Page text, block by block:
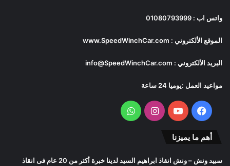
واتس اب : 01080793999
الموقع الألكتروني : www.SpeedWinchCar.com
البريد الألكتروني : info@SpeedWinchCar.com
مواعيد العمل :يوميا 24 ساعة
فيسبوكيوتيوب انستقرامواتساب
أهم ما يميزنا
سبيد ونش
– ونش انقاذ ابراهيم السيد لدينا خبرة أكثر من 20 عام فى انقاذ